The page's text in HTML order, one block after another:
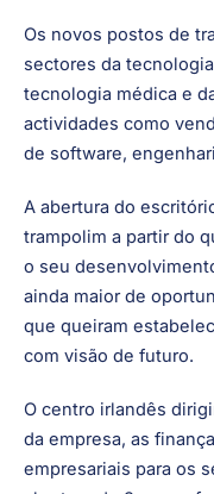
aguardo com
sucedida com cada
Buckley.
Os novos postos de
tecnologia médica e
actividades como
de software,
A abertura do
trampolim a partir do
ainda maior de
que queiram
com visão de futuro.